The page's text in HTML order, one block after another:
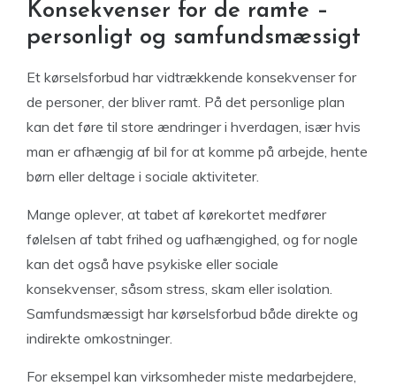
Konsekvenser for de ramte –
personligt og samfundsmæssigt
Et kørselsforbud har vidtrækkende konsekvenser for
de personer, der bliver ramt. På det personlige plan
kan det føre til store ændringer i hverdagen, især hvis
man er afhængig af bil for at komme på arbejde, hente
børn eller deltage i sociale aktiviteter.
Mange oplever, at tabet af kørekortet medfører
følelsen af tabt frihed og uafhængighed, og for nogle
kan det også have psykiske eller sociale
konsekvenser, såsom stress, skam eller isolation.
Samfundsmæssigt har kørselsforbud både direkte og
indirekte omkostninger.
For eksempel kan virksomheder miste medarbejdere,